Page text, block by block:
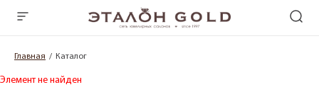
Главная Каталог
Элемент не найден